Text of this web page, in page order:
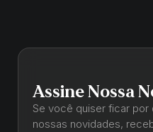
Assine Nossa
Se você quiser ficar por
nossas novidades,